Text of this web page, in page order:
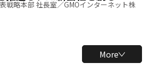
戦略本部 社長室／GMOインターネット株
More